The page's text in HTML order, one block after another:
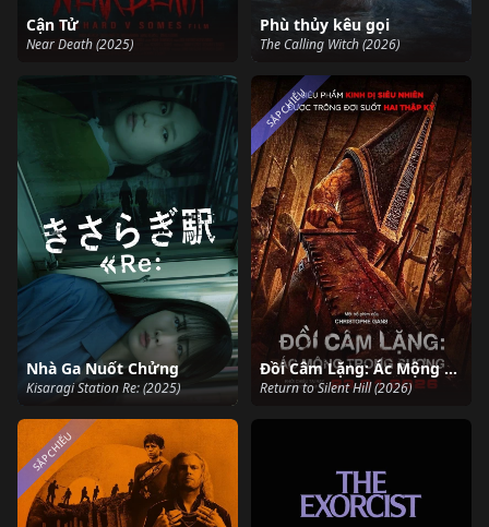
Cận Tử
Near Death (2025)
Phù thủy kêu gọi
The Calling Witch (2026)
Nhà Ga Nuốt Chửng
Kisaragi Station Re: (2025)
Đồi Câm Lặng: Ác Mộng Trong Sương
Return to Silent Hill (2026)
SẮP CHIẾU
SẮP CHIẾU